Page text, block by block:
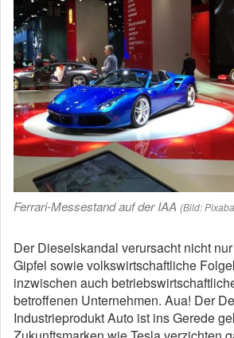
Ferrari-Messestand auf der IAA (Bild:
Der Dieselskandal verursacht nicht
Gipfel sowie volkswirtschaftliche
inzwischen auch
betroffenen Unternehmen. Aua! Der
Industrieprodukt Auto ist ins Gerede